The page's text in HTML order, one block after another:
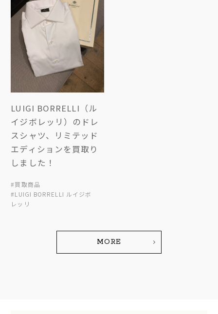
LUIGI BORRELLI（ル
イジボレッリ）のドレ
スシャツ、リミテッド
エディションを買取り
しました！
#買取商品
#LUIGI BORRELLI ルイジボ
レッリ
MORE